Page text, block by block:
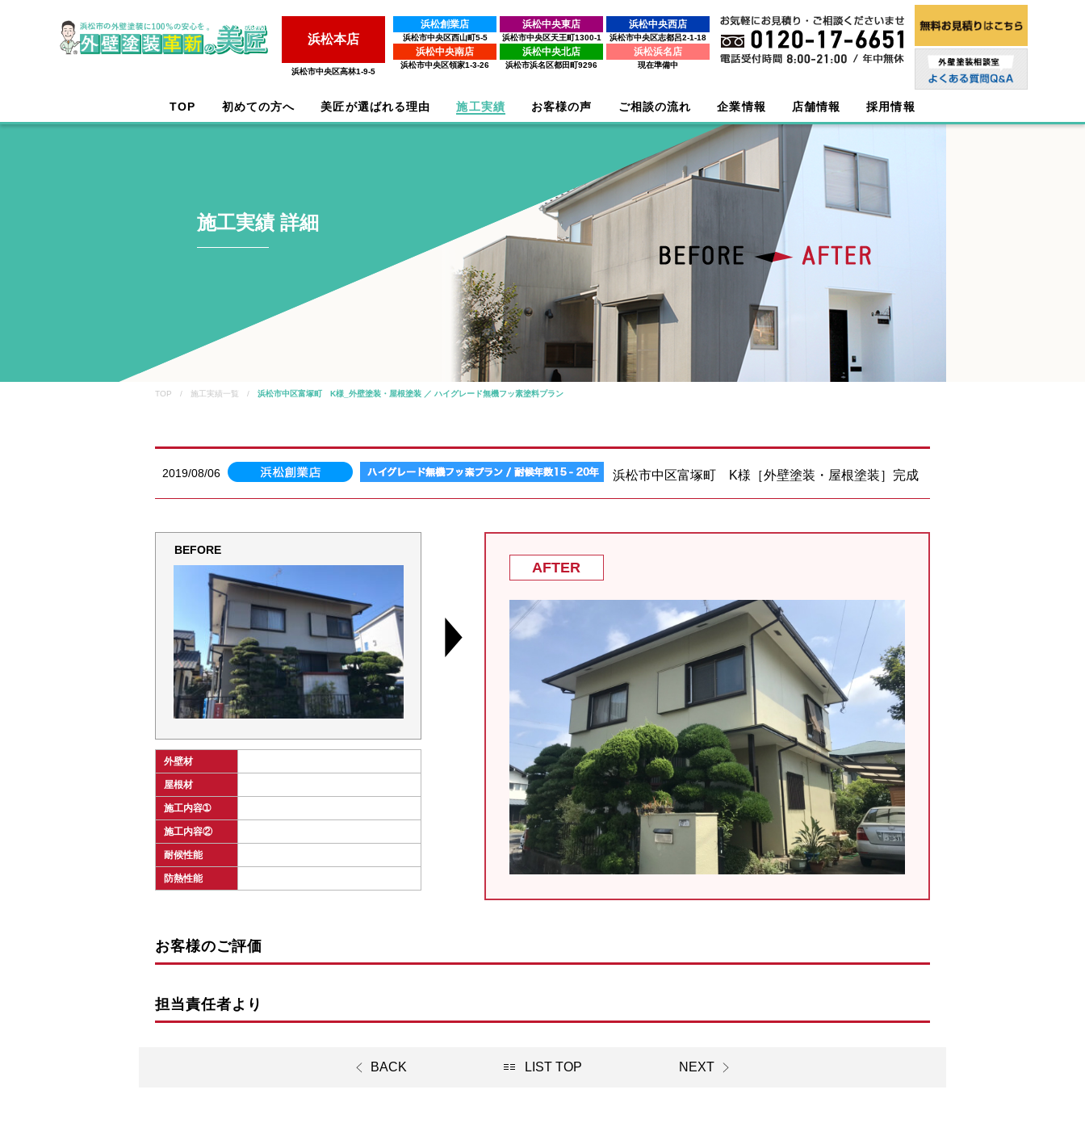
浜松本店
浜松市中央区高林1-9-5
浜松創業店
浜松市中央区西山町5-5
浜松中央東店
浜松市中央区天王町1300-1
浜松中央西店
浜松市中央区志都呂2-1-18
浜松中央南店
浜松市中央区領家1-3-26
浜松中央北店
浜松市浜名区都田町9296
浜松浜名店
現在準備中
TOP 初めての方へ 美匠が選ばれる理由 施工実績 お客様の声 ご相談の流れ 企業情報 店舗情報 採用情報
施工実績 詳細
TOP / 施工実績一覧 / 浜松市中区富塚町 K様_外壁塗装・屋根塗装 ／ ハイグレード無機フッ素塗料プラン
2019/08/06 浜松市中区富塚町 K様［外壁塗装・屋根塗装］完成
BEFORE
外壁材
屋根材
施工内容➀
施工内容②
耐候性能
防熱性能
AFTER
お客様のご評価
担当責任者より
BACK LIST TOP NEXT